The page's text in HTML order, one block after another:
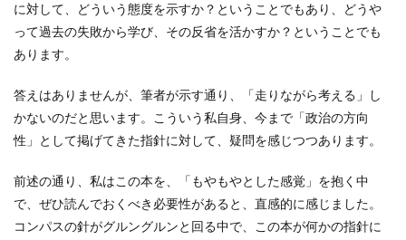
に対して、どういう態度を示すか？ということでもあり、どうや
って過去の失敗から学び、その反省を活かすか？ということでも
あります。
答えはありませんが、筆者が示す通り、「走りながら考える」し
かないのだと思います。こういう私自身、今まで「政治の方向
性」として掲げてきた指針に対して、疑問を感じつつあります。
前述の通り、私はこの本を、「もやもやとした感覚」を抱く中
で、ぜひ読んでおくべき必要性があると、直感的に感じました。
コンパスの針がグルングルンと回る中で、この本が何かの指針に